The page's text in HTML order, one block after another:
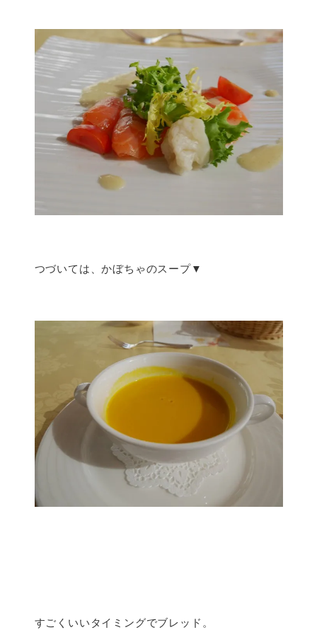
つづいては、かぼちゃのスープ▼
すごくいいタイミングでブレッド。